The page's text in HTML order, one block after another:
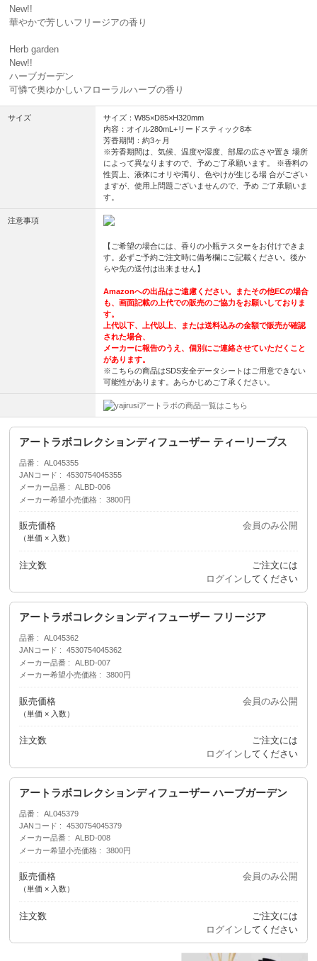
New!!
華やかで芳しいフリージアの香り
Herb garden
New!!
ハーブガーデン
可憐で奥ゆかしいフローラルハーブの香り
サイズ
サイズ：W85×D85×H320mm
内容：オイル280mL+リードスティック8本
芳香期間：約3ヶ月
※芳香期間は、気候、温度や湿度、部屋の広さや置き 場所
によって異なりますので、予めご了承願います。 ※香料の
性質上、液体にオリや濁り、色やけが生じる場 合がござい
ますが、使用上問題ございませんので、予め ご了承願いま
す。
注意事項
【ご希望の場合には、香りの小瓶テスターをお付けできま
す。必ずご予約ご注文時に備考欄にご記載ください。後か
らや先の送付は出来ません】
Amazonへの出品はご遠慮ください。またその他ECの場合
も、画面記載の上代での販売のご協力をお願いしておりま
す。
上代以下、上代以上、または送料込みの金額で販売が確認
された場合、
メーカーに報告のうえ、個別にご連絡させていただくこと
があります。
※こちらの商品はSDS安全データシートはご用意できない
可能性があります。あらかじめご了承ください。
アートラボの商品一覧はこちら
アートラボコレクションディフューザー ティーリーブス
品番
AL045355
JANコード
4530754045355
メーカー品番
ALBD-006
メーカー希望小売価格
3800円
販売価格
（単価 × 入数）
会員のみ公開
注文数
ご注文には
ログイン してください
アートラボコレクションディフューザー フリージア
品番
AL045362
JANコード
4530754045362
メーカー品番
ALBD-007
メーカー希望小売価格
3800円
販売価格
（単価 × 入数）
会員のみ公開
注文数
ご注文には
ログイン してください
アートラボコレクションディフューザー ハーブガーデン
品番
AL045379
JANコード
4530754045379
メーカー品番
ALBD-008
メーカー希望小売価格
3800円
販売価格
（単価 × 入数）
会員のみ公開
注文数
ご注文には
ログイン してください